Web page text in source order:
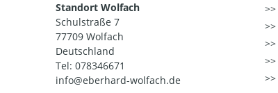
Standort Wolfach
Schulstraße 7
77709 Wolfach
Deutschland
Tel: 078346671
info@eberhard-wolfach.de